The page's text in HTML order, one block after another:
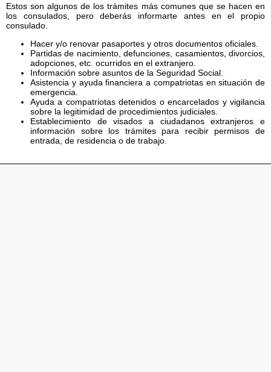
Estos son algunos de los trámites más comunes que se hacen en
los consulados, pero deberás informarte antes en el propio
consulado.
Hacer y/o renovar pasaportes y otros documentos oficiales.
Partidas de nacimiento, defunciones, casamientos, divorcios,
adopciones, etc. ocurridos en el extranjero.
Información sobre asuntos de la Seguridad Social.
Asistencia y ayuda financiera a compatriotas en situación de
emergencia.
Ayuda a compatriotas detenidos o encarcelados y vigilancia
sobre la legitimidad de procedimientos judiciales.
Establecimiento de visados a ciudadanos extranjeros e
información sobre los trámites para recibir permisos de
entrada, de residencia o de trabajo.